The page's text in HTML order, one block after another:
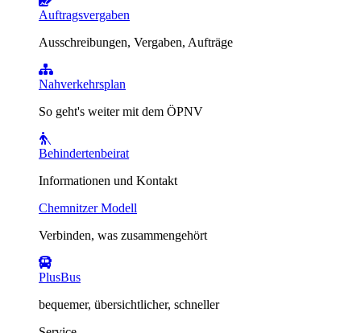
Auftragsvergaben
Ausschreibungen, Vergaben, Aufträge
Nahverkehrsplan
So geht's weiter mit dem ÖPNV
Behindertenbeirat
Informationen und Kontakt
Chemnitzer Modell
Verbinden, was zusammengehört
PlusBus
bequemer, übersichtlicher, schneller